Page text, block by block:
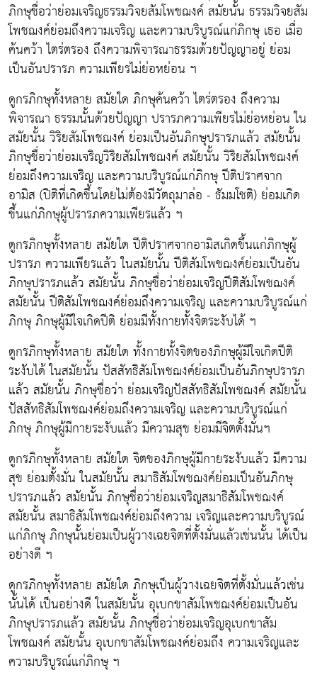
ภิกษุชื่อว่าย่อมเจริญธรรมวิจยสัมโพชฌงค์ สมัยนั้น ธรรมวิจยสัม
โพชฌงค์ย่อมถึงความเจริญ และความบริบูรณ์แก่ภิกษุ เธอ เมื่อ
ค้นคว้า ไตร่ตรอง ถึงความพิจารณาธรรมด้วยปัญญาอยู่ ย่อม
เป็นอันปรารภ ความเพียรไม่ย่อหย่อน ฯ
ดูกรภิกษุทั้งหลาย สมัยใด ภิกษุค้นคว้า ไตร่ตรอง ถึงความ
พิจารณา ธรรมนั้นด้วยปัญญา ปรารภความเพียรไม่ย่อหย่อน ใน
สมัยนั้น วิริยสัมโพชฌงค์ ย่อมเป็นอันภิกษุปรารภแล้ว สมัยนั้น
ภิกษุชื่อว่าย่อมเจริญวิริยสัมโพชฌงค์ สมัยนั้น วิริยสัมโพชฌงค์
ย่อมถึงความเจริญ และความบริบูรณ์แก่ภิกษุ ปีติปราศจาก
อามิส (ปิติที่เกิดขึ้นโดยไม่ต้องมีวัตถุมาล่อ - ธัมมโชติ) ย่อมเกิด
ขึ้นแก่ภิกษุผู้ปรารภความเพียรแล้ว ฯ
ดูกรภิกษุทั้งหลาย สมัยใด ปีติปราศจากอามิสเกิดขึ้นแก่ภิกษุผู้
ปรารภ ความเพียรแล้ว ในสมัยนั้น ปีติสัมโพชฌงค์ย่อมเป็นอัน
ภิกษุปรารภแล้ว สมัยนั้น ภิกษุชื่อว่าย่อมเจริญปีติสัมโพชฌงค์
สมัยนั้น ปีติสัมโพชฌงค์ย่อมถึงความเจริญ และความบริบูรณ์แก่
ภิกษุ ภิกษุผู้มีใจเกิดปีติ ย่อมมีทั้งกายทั้งจิตระงับได้ ฯ
ดูกรภิกษุทั้งหลาย สมัยใด ทั้งกายทั้งจิตของภิกษุผู้มีใจเกิดปีติ
ระงับได้ ในสมัยนั้น ปัสสัทธิสัมโพชฌงค์ย่อมเป็นอันภิกษุปรารภ
แล้ว สมัยนั้น ภิกษุชื่อว่า ย่อมเจริญปัสสัทธิสัมโพชฌงค์ สมัยนั้น
ปัสสัทธิสัมโพชฌงค์ย่อมถึงความเจริญ และความบริบูรณ์แก่
ภิกษุ ภิกษุผู้มีกายระงับแล้ว มีความสุข ย่อมมีจิตตั้งมั่นฯ
ดูกรภิกษุทั้งหลาย สมัยใด จิตของภิกษุผู้มีกายระงับแล้ว มีความ
สุข ย่อมตั้งมั่น ในสมัยนั้น สมาธิสัมโพชฌงค์ย่อมเป็นอันภิกษุ
ปรารภแล้ว สมัยนั้น ภิกษุชื่อว่าย่อมเจริญสมาธิสัมโพชฌงค์
สมัยนั้น สมาธิสัมโพชฌงค์ย่อมถึงความ เจริญและความบริบูรณ์
แก่ภิกษุ ภิกษุนั้นย่อมเป็นผู้วางเฉยจิตที่ตั้งมั่นแล้วเช่นนั้น ได้เป็น
อย่างดี ฯ
ดูกรภิกษุทั้งหลาย สมัยใด ภิกษุเป็นผู้วางเฉยจิตที่ตั้งมั่นแล้วเช่น
นั้นได้ เป็นอย่างดี ในสมัยนั้น อุเบกขาสัมโพชฌงค์ย่อมเป็นอัน
ภิกษุปรารภแล้ว สมัยนั้น ภิกษุชื่อว่าย่อมเจริญอุเบกขาสัม
โพชฌงค์ สมัยนั้น อุเบกขาสัมโพชฌงค์ย่อมถึง ความเจริญและ
ความบริบูรณ์แก่ภิกษุ ฯ